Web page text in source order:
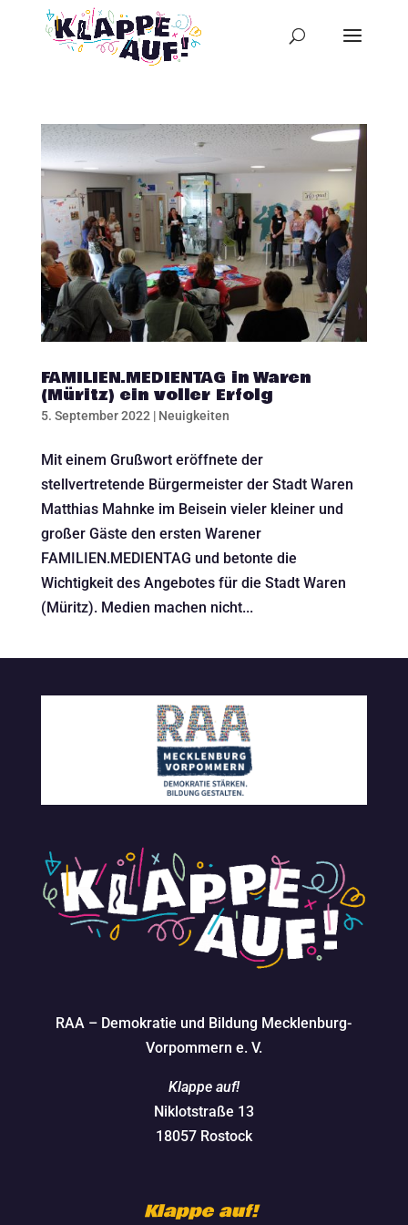
FAMILIEN.MEDIENTAG in Waren
(Müritz) ein voller Erfolg
5. September 2022 | Neuigkeiten
Mit einem Grußwort eröffnete der
stellvertretende Bürgermeister der Stadt Waren
Matthias Mahnke im Beisein vieler kleiner und
großer Gäste den ersten Warener
FAMILIEN.MEDIENTAG und betonte die
Wichtigkeit des Angebotes für die Stadt Waren
(Müritz). Medien machen nicht...
RAA – Demokratie und Bildung Mecklenburg-
Vorpommern e. V.
Klappe auf!
Niklotstraße 13
18057 Rostock
Klappe auf!